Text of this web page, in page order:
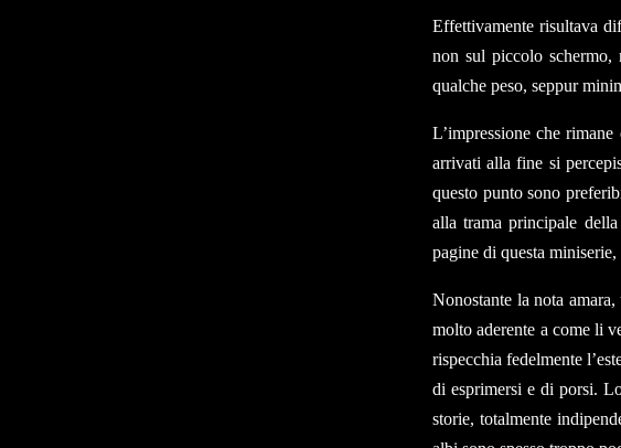
Effettivamente risultava
non sul piccolo schermo,
qualche peso, seppur
L’impressione che
arrivati alla fine si
questo punto sono
alla trama principale
pagine di questa
Nonostante la nota
molto aderente a come li
rispecchia fedelmente
di esprimersi e di porsi.
storie, totalmente